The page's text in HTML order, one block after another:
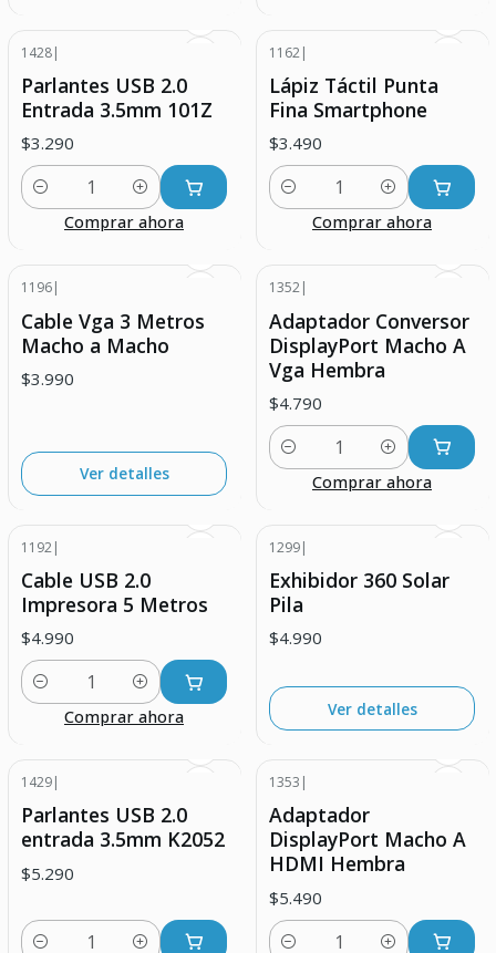
1428|
Parlantes USB 2.0
Entrada 3.5mm 101Z
$3.290
Cantidad
Comprar ahora
1162|
Lápiz Táctil Punta
Fina Smartphone
$3.490
Cantidad
Comprar ahora
1196|
Cable Vga 3 Metros
Macho a Macho
$3.990
Ver detalles
1352|
Adaptador Conversor
DisplayPort Macho A
Vga Hembra
$4.790
Cantidad
Comprar ahora
1192|
Cable USB 2.0
Impresora 5 Metros
$4.990
Cantidad
Comprar ahora
1299|
Exhibidor 360 Solar
Pila
$4.990
Ver detalles
1429|
Parlantes USB 2.0
entrada 3.5mm K2052
$5.290
1353 |
Adaptador
DisplayPort Macho A
HDMI Hembra
$5.490